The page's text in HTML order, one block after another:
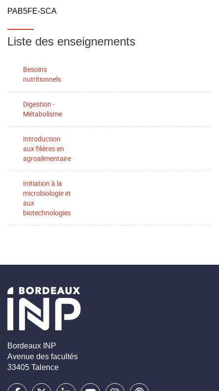
PAB5FE-SCA
Liste des enseignements
Besoins
nutritionnels
Digestion -
Métabolisme
Introduction
aux filières en
agroalimentaire
Initiation à la
microbiologie et
aux
biotechnologies
Bordeaux INP
Avenue des facultés
33405 Talence